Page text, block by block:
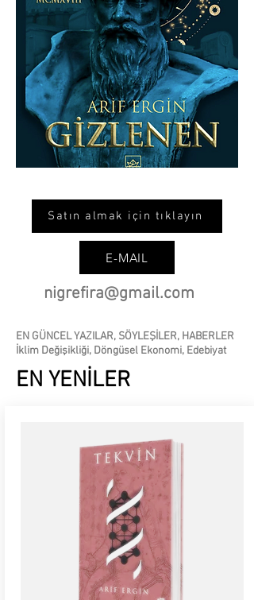
Satın almak için tıklayın
E-MAIL
nigrefira@gmail.com
EN GÜNCEL YAZILAR, SÖYLEŞİLER, HABERLER
İklim Değişikliği, Döngüsel Ekonomi, Edebiyat
EN YENİLER